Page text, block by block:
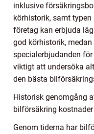
inklusive
körhistorik, samt
företag kan erbjuda
god körhistorik,
specialerbjudanden
viktigt att undersöka
den bästa
Historisk genomgång
bilförsäkring kostnader
Genom tiderna har